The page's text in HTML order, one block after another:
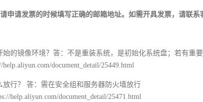
申请发票的时候填写正确的邮箱地址。如需开具发票，请联系
的镜像环境？答：不是重装系统，是初始化系统盘；若有重要
document_detail/25449.html
行？ 答：需在安全组和服务器防火墙放行
help.aliyun.com/document_detail/25471.html